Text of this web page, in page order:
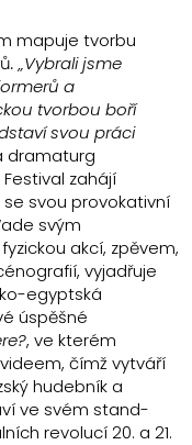
mapuje tvorbu
. „Vybrali jsme
a
tvorbou boří
svou práci
dramaturg
zahájí
se svou provokativní
svým
akcí, zpěvem,
vyjadřuje
egyptská
úspěšné
, ve kterém
čímž vytváří
hudebník a
ve svém stand-
revolucí 20. a 21.